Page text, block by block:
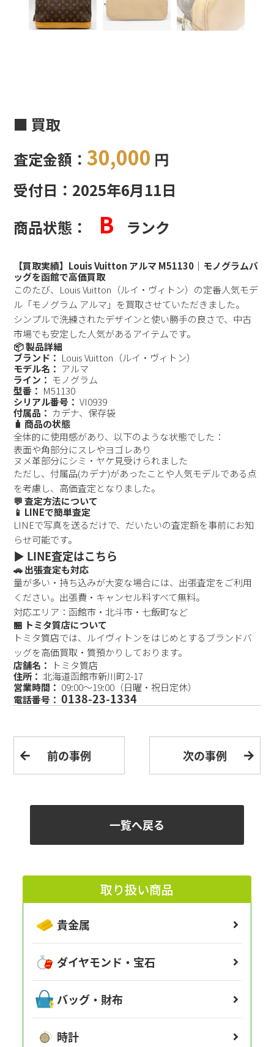
■ 買取
査定金額：30,000 円
受付日：2025年6月11日
商品状態：
B ランク
【買取実績】Louis Vuitton アルマ M51130｜モノグラムバ
ッグを函館で高価買取
このたび、Louis Vuitton（ルイ・ヴィトン）の定番人気モデ
ル「モノグラム アルマ」を買取させていただきました。
シンプルで洗練されたデザインと使い勝手の良さで、中古
市場でも安定した人気があるアイテムです。
📦 製品詳細
ブランド： Louis Vuitton（ルイ・ヴィトン）
モデル名： アルマ
ライン： モノグラム
型番： M51130
シリアル番号： VI0939
付属品： カデナ、保存袋
🧳 商品の状態
全体的に使用感があり、以下のような状態でした：
表面や角部分にスレやヨゴレあり
ヌメ革部分にシミ・ヤケ見受けられました
ただし、付属品(カデナ)があったことや人気モデルである点
を考慮し、高価査定となりました。
💬 査定方法について
📱 LINEで簡単査定
LINEで写真を送るだけで、だいたいの査定額を事前にお知
らせ可能です。
▶️ LINE査定はこちら
🚗 出張査定も対応
量が多い・持ち込みが大変な場合には、出張査定をご利用
ください。出張費・キャンセル料すべて無料。
対応エリア：函館市・北斗市・七飯町など
🏪 トミタ質店について
トミタ質店では、ルイヴィトンをはじめとするブランドバ
ッグを高価買取・質預かりしております。
店舗名：
トミタ質店
住所： 北海道函館市新川町2-17
営業時間： 09:00～19:00（日曜・祝日定休）
電話番号： 0138-23-1334
前の事例 次の事例
一覧へ戻る
取り扱い商品
貴金属
ダイヤモンド・宝石
バッグ・財布
時計